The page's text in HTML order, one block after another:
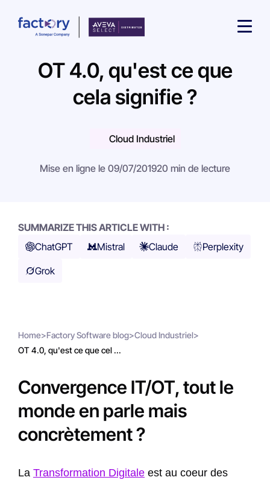
Qu'est-ce que vous cherchez ?
OT 4.0, qu'est ce que
cela signifie ?
Cloud Industriel
Mise en ligne le 09/07/201920 min de lecture
SUMMARIZE THIS ARTICLE WITH :
ChatGPT
Mistral Claude
Perplexity
Grok
Home>Factory Software blog>Cloud Industriel>
OT 4.0, qu'est ce que cel ...
Convergence IT/OT, tout le
monde en parle mais
concrètement ?
La Transformation Digitale est au coeur des